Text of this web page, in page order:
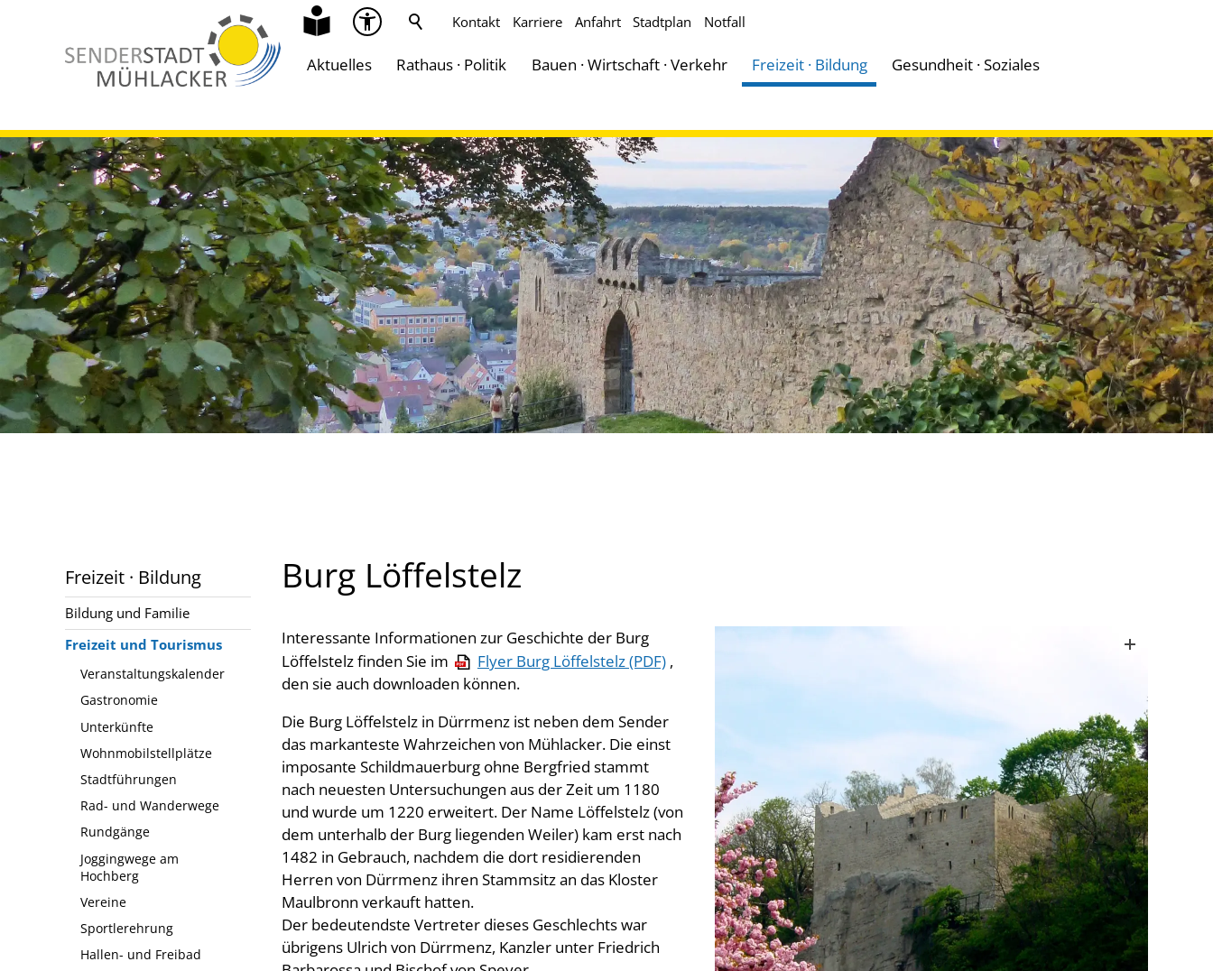
Kontakt Karriere Anfahrt Stadtplan Notfall
Aktuelles Rathaus · Politik Bauen · Wirtschaft · Verkehr Freizeit · Bildung Gesundheit · Soziales
Freizeit · Bildung
Bildung und Familie
Freizeit und Tourismus
Veranstaltungskalender
Gastronomie
Unterkünfte
Wohnmobilstellplätze
Stadtführungen
Rad- und Wanderwege
Rundgänge
Joggingwege am
Hochberg
Vereine
Sportlerehrung
Hallen- und Freibad
Burg Löffelstelz
Interessante Informationen zur Geschichte der Burg
Löffelstelz finden Sie im
Flyer Burg Löffelstelz (PDF) ,
den sie auch downloaden können.
Die Burg Löffelstelz in Dürrmenz ist neben dem Sender
das markanteste Wahrzeichen von Mühlacker. Die einst
imposante Schildmauerburg ohne Bergfried stammt
nach neuesten Untersuchungen aus der Zeit um 1180
und wurde um 1220 erweitert. Der Name Löffelstelz (von
dem unterhalb der Burg liegenden Weiler) kam erst nach
1482 in Gebrauch, nachdem die dort residierenden
Herren von Dürrmenz ihren Stammsitz an das Kloster
Maulbronn verkauft hatten.
Der bedeutendste Vertreter dieses Geschlechts war
übrigens Ulrich von Dürrmenz, Kanzler unter Friedrich